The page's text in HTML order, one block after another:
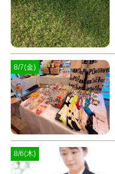
8/7(金)
8/6(木)